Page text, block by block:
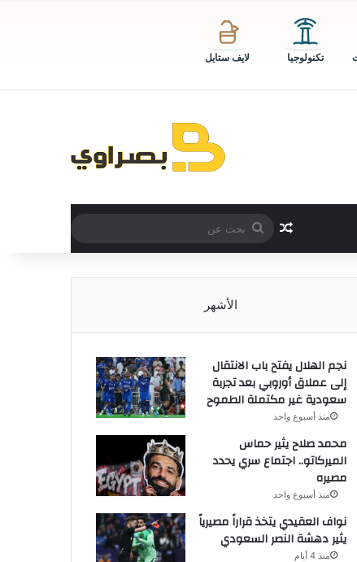
تكنولوجيا لايف ستايل
مقال عشوائي
بحث
عن
الأشهر
نجم الهلال يفتح باب الانتقال
إلى عملاق أوروبي بعد تجربة
سعودية غير مكتملة الطموح
منذ أسبوع واحد
محمد صلاح يثير حماس
الميركاتو.. اجتماع سري يحدد
مصيره
منذ أسبوع واحد
نواف العقيدي يتخذ قراراً مصيرياً
يثير دهشة النصر السعودي
منذ 4 أيام